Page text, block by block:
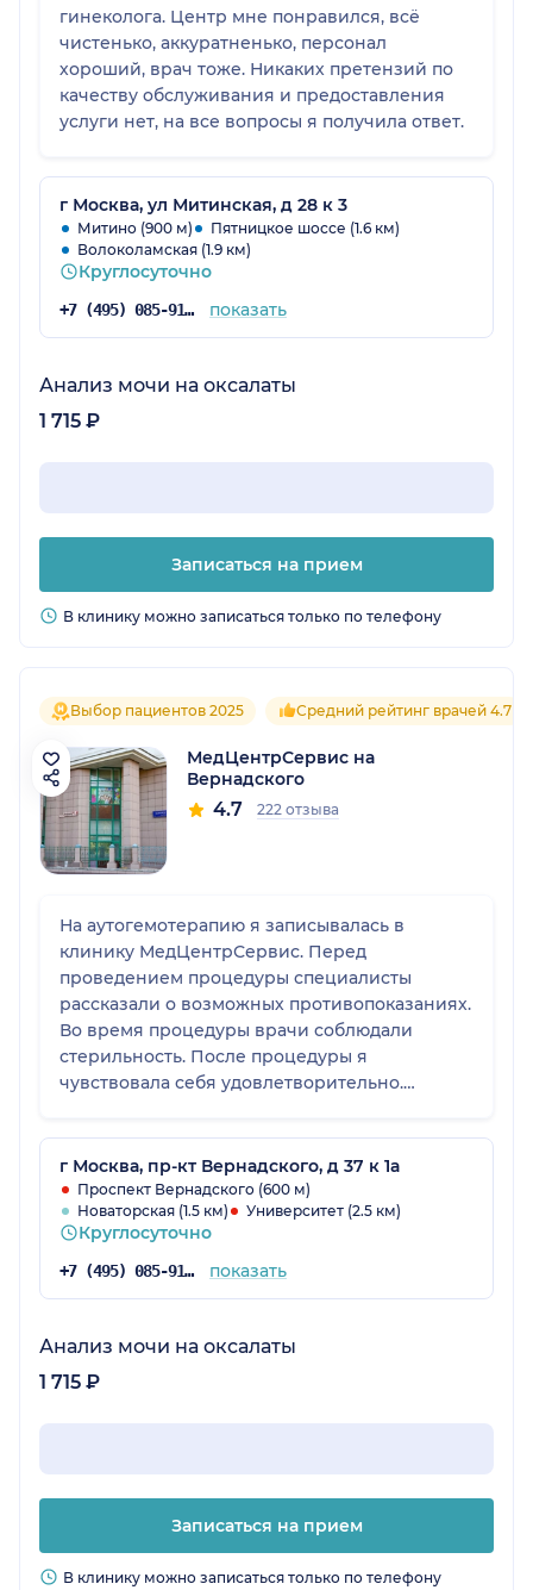
гинеколога. Центр мне понравился, всё
чистенько, аккуратненько, персонал
хороший, врач тоже. Никаких претензий по
качеству обслуживания и предоставления
услуги нет, на все вопросы я получила ответ.
г Москва, ул Митинская, д 28 к 3
Митино (900 м)
Пятницкое шоссе (1.6 км)
Волоколамская (1.9 км)
Круглосуточно
+7 (495) 085-91-29 показать
Анализ мочи на оксалаты
1 715 ₽
Записаться на прием
В клинику можно записаться только по телефону
Выбор пациентов 2025 Средний рейтинг врачей 4.7
МедЦентрСервис на
Вернадского
4.7 222 отзыва
На аутогемотерапию я записывалась в
клинику МедЦентрСервис. Перед
проведением процедуры специалисты
рассказали о возможных противопоказаниях.
Во время процедуры врачи соблюдали
стерильность. После процедуры я
чувствовала себя удовлетворительно.
г Москва, пр-кт Вернадского, д 37 к 1а
Проспект Вернадского (600 м)
Новаторская (1.5 км)
Университет (2.5 км)
Круглосуточно
+7 (495) 085-91-29 показать
Анализ мочи на оксалаты
1 715 ₽
Записаться на прием
В клинику можно записаться только по телефону